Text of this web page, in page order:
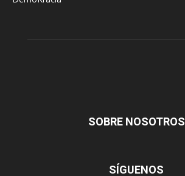
SOBRE NOSOTROS
SÍGUENOS